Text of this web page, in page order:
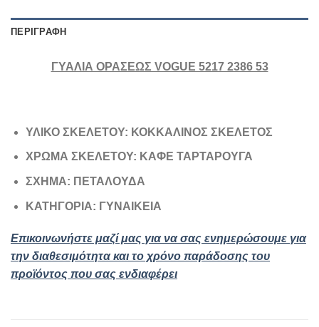
ΠΕΡΙΓΡΑΦΉ
ΓΥΑΛΙΑ ΟΡΑΣΕΩΣ VOGUE 5217 2386 53
ΥΛΙΚΟ ΣΚΕΛΕΤΟΥ: ΚΟΚΚΑΛΙΝΟΣ ΣΚΕΛΕΤΟΣ
ΧΡΩΜΑ ΣΚΕΛΕΤΟΥ: ΚΑΦΕ ΤΑΡΤΑΡΟΥΓΑ
ΣΧΗΜΑ: ΠΕΤΑΛΟΥΔΑ
ΚΑΤΗΓΟΡΙΑ: ΓΥΝΑΙΚΕΙΑ
Επικοινωνήστε μαζί μας για να σας ενημερώσουμε για
την διαθεσιμότητα και το χρόνο παράδοσης του
προϊόντος που σας ενδιαφέρει